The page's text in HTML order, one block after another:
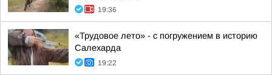
19:36
«Трудовое лето» - с погружением в историю
Салехарда
19:22